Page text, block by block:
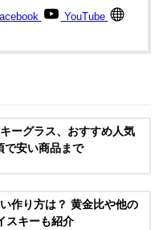
YouTube
ーグラス、おすすめ人気
で安い商品まで
作り方は？ 黄金比や他の
スキーも紹介